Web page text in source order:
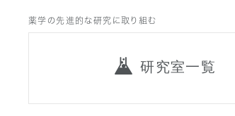
薬学の先進的な研究に取り組む
研究室一覧